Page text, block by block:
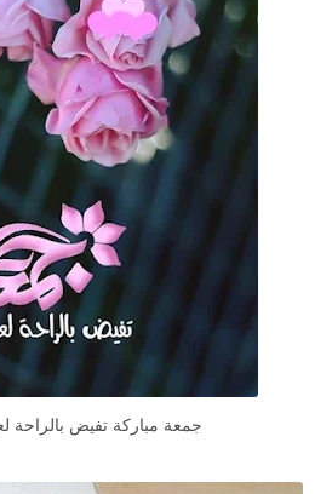
جمعة مباركة تفيض بالراحة